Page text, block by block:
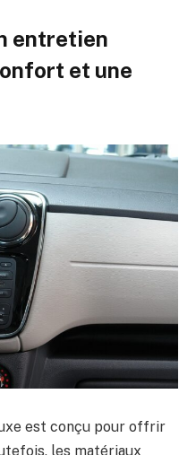
entretien
et une
est conçu pour offrir
les matériaux